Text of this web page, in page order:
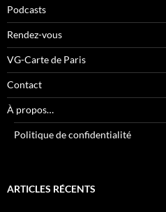
Podcasts
Rendez-vous
VG-Carte de Paris
Contact
À propos…
Politique de confidentialité
ARTICLES RÉCENTS